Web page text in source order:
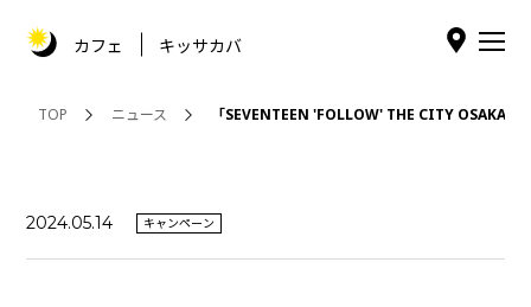
カフェ キッサカバ
TOP ニュース 「SEVENTEEN 'FOLLOW' THE CITY OSAKA /
2024.05.14 キャンペーン